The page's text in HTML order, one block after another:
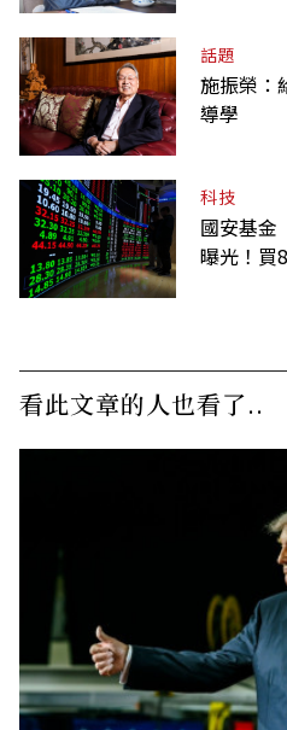
話題
施振榮：
導學
科技
國安基金
曝光！買
看此文章的人也看了..